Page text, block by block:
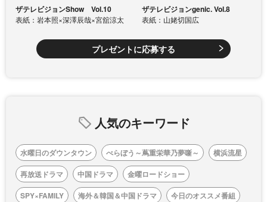
ザテレビジョンShow Vol.10
表紙：岩本照×深澤辰哉×宮舘涼太
ザテレビジョンgenic. Vol.8
表紙：山姥切国広
プレゼントに応募する
人気のキーワード
水曜日のダウンタウン べらぼう～蔦重栄華乃夢噺～
横浜流星
再放送ドラマ
中国ドラマ
金曜ロードショー
SPY×FAMILY
海外＆韓国＆中国ドラマ
今日のオススメ番組